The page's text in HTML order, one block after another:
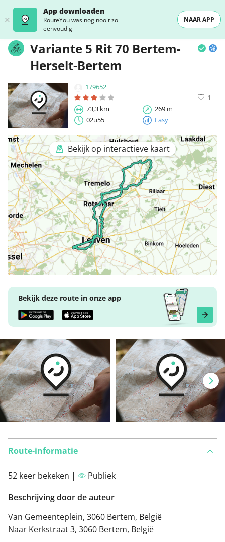
App downloaden
RouteYou was nog nooit zo
eenvoudig
NAAR APP
Variante 5 Rit 70 Bertem-
Herselt-Bertem
179652
1
73,3 km
269 m
02u55
Easy
Bekijk op interactieve kaart
Bekijk deze route in onze app
Route-informatie
52 keer bekeken |
Publiek
Beschrijving door de auteur
Van Gemeenteplein, 3060 Bertem, België
Naar Kerkstraat 3, 3060 Bertem, België